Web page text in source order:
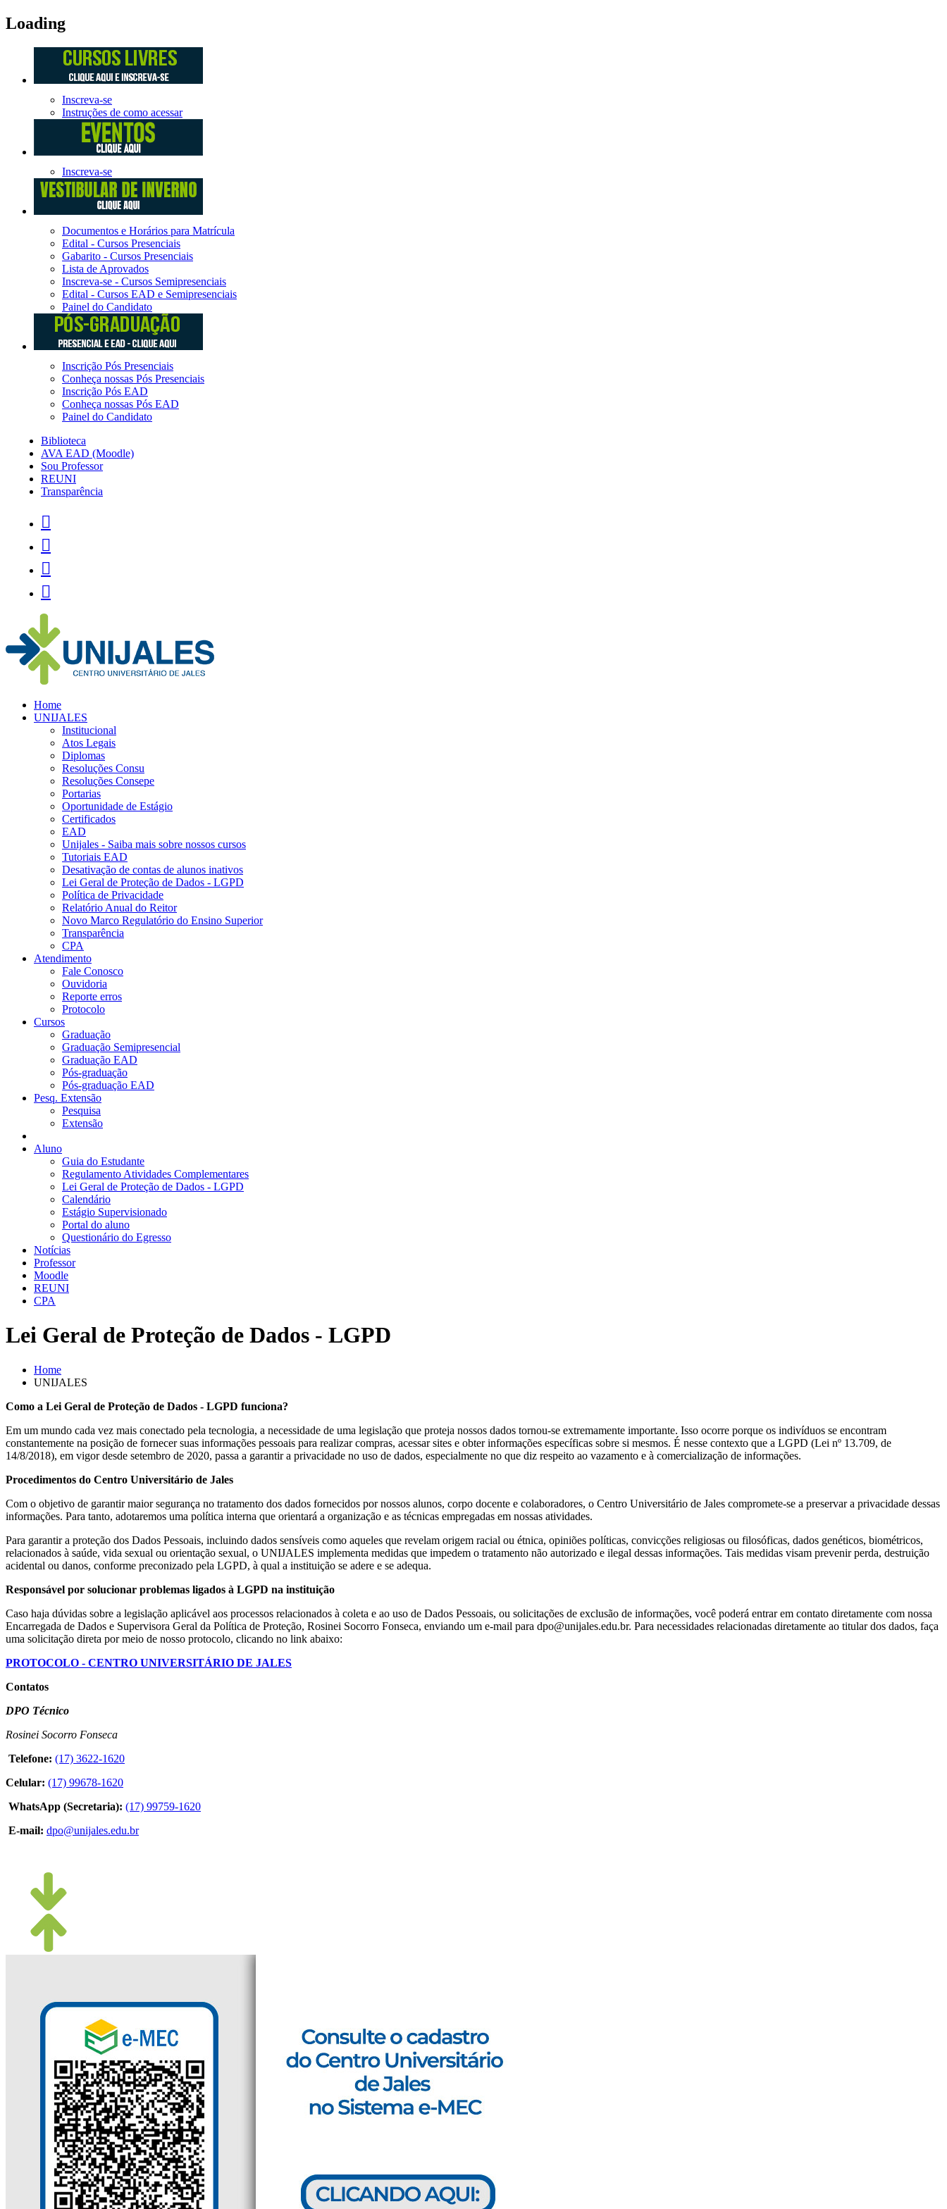
Loading
Inscreva-se
Instruções de como acessar
Inscreva-se
Documentos e Horários para Matrícula
Edital - Cursos Presenciais
Gabarito - Cursos Presenciais
Lista de Aprovados
Inscreva-se - Cursos Semipresenciais
Edital - Cursos EAD e Semipresenciais
Painel do Candidato
Inscrição Pós Presenciais
Conheça nossas Pós Presenciais
Inscrição Pós EAD
Conheça nossas Pós EAD
Painel do Candidato
Biblioteca
AVA EAD (Moodle)
Sou Professor
REUNI
Transparência




Home
UNIJALES
Institucional
Atos Legais
Diplomas
Resoluções Consu
Resoluções Consepe
Portarias
Oportunidade de Estágio
Certificados
EAD
Unijales - Saiba mais sobre nossos cursos
Tutoriais EAD
Desativação de contas de alunos inativos
Lei Geral de Proteção de Dados - LGPD
Política de Privacidade
Relatório Anual do Reitor
Novo Marco Regulatório do Ensino Superior
Transparência
CPA
Atendimento
Fale Conosco
Ouvidoria
Reporte erros
Protocolo
Cursos
Graduação
Graduação Semipresencial
Graduação EAD
Pós-graduação
Pós-graduação EAD
Pesq. Extensão
Pesquisa
Extensão
Aluno
Guia do Estudante
Regulamento Atividades Complementares
Lei Geral de Proteção de Dados - LGPD
Calendário
Estágio Supervisionado
Portal do aluno
Questionário do Egresso
Notícias
Professor
Moodle
REUNI
CPA
Lei Geral de Proteção de Dados - LGPD
Home
UNIJALES
Como a Lei Geral de Proteção de Dados - LGPD funciona?
Em um mundo cada vez mais conectado pela tecnologia, a necessidade de uma legislação que proteja nossos dados tornou-se extremamente importante. Isso ocorre porque os indivíduos se encontram
constantemente na posição de fornecer suas informações pessoais para realizar compras, acessar sites e obter informações específicas sobre si mesmos. É nesse contexto que a LGPD (Lei nº 13.709, de
14/8/2018), em vigor desde setembro de 2020, passa a garantir a privacidade no uso de dados, especialmente no que diz respeito ao vazamento e à comercialização de informações.
Procedimentos do Centro Universitário de Jales
Com o objetivo de garantir maior segurança no tratamento dos dados fornecidos por nossos alunos, corpo docente e colaboradores, o Centro Universitário de Jales compromete-se a preservar a privacidade dessas
informações. Para tanto, adotaremos uma política interna que orientará a organização e as técnicas empregadas em nossas atividades.
Para garantir a proteção dos Dados Pessoais, incluindo dados sensíveis como aqueles que revelam origem racial ou étnica, opiniões políticas, convicções religiosas ou filosóficas, dados genéticos, biométricos,
relacionados à saúde, vida sexual ou orientação sexual, o UNIJALES implementa medidas que impedem o tratamento não autorizado e ilegal dessas informações. Tais medidas visam prevenir perda, destruição
acidental ou danos, conforme preconizado pela LGPD, à qual a instituição se adere e se adequa.
Responsável por solucionar problemas ligados à LGPD na instituição
Caso haja dúvidas sobre a legislação aplicável aos processos relacionados à coleta e ao uso de Dados Pessoais, ou solicitações de exclusão de informações, você poderá entrar em contato diretamente com nossa
Encarregada de Dados e Supervisora Geral da Política de Proteção, Rosinei Socorro Fonseca, enviando um e-mail para dpo@unijales.edu.br. Para necessidades relacionadas diretamente ao titular dos dados, faça
uma solicitação direta por meio de nosso protocolo, clicando no link abaixo:
PROTOCOLO - CENTRO UNIVERSITÁRIO DE JALES
Contatos
DPO Técnico
Rosinei Socorro Fonseca
Telefone: (17) 3622-1620
Celular: (17) 99678-1620
WhatsApp (Secretaria): (17) 99759-1620
E-mail: dpo@unijales.edu.br